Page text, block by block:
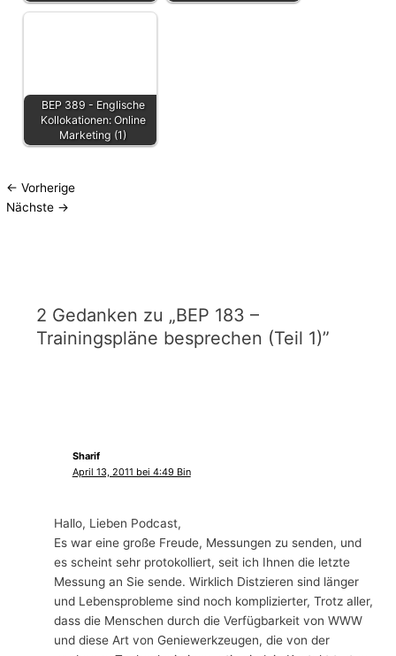
BEP 389 - Englische
Kollokationen: Online
Marketing (1)
← Vorherige
Nächste →
2 Gedanken zu „BEP 183 –
Trainingspläne besprechen (Teil 1)”
Sharif
April 13, 2011 bei 4:49 Bin
Hallo, Lieben Podcast,
Es war eine große Freude, Messungen zu senden, und
es scheint sehr protokolliert, seit ich Ihnen die letzte
Messung an Sie sende. Wirklich Distzieren sind länger
und Lebensprobleme sind noch komplizierter, Trotz aller,
dass die Menschen durch die Verfügbarkeit von WWW
und diese Art von Geniewerkzeugen, die von der